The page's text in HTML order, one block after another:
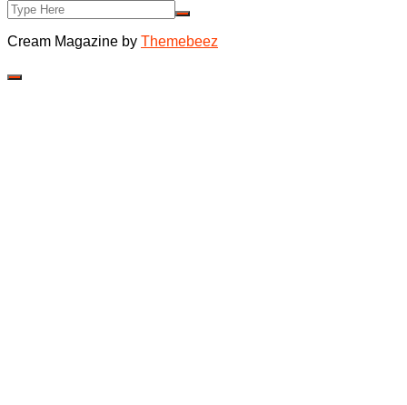
Cream Magazine by Themebeez